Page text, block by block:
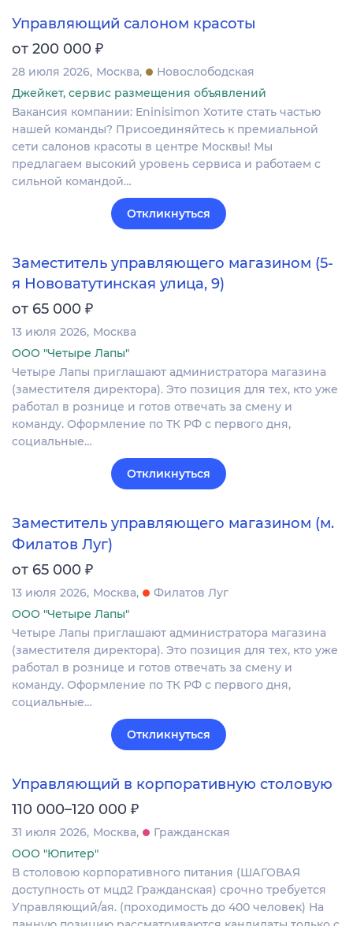
Управляющий салоном красоты
от 200 000 ₽
28 июля 2026 Москва
Новослободская
Джейкет, сервис размещения объявлений
Вакансия компании: Eninisimon Хотите стать частью
нашей команды? Присоединяйтесь к премиальной
сети салонов красоты в центре Москвы! Мы
предлагаем высокий уровень сервиса и работаем с
сильной командой…
Откликнуться
Заместитель управляющего магазином (5-
я Нововатутинская улица, 9)
от 65 000 ₽
13 июля 2026 Москва
ООО "Четыре Лапы"
Четыре Лапы приглашают администратора магазина
(заместителя директора). Это позиция для тех, кто уже
работал в рознице и готов отвечать за смену и
команду. Оформление по ТК РФ с первого дня,
социальные…
Откликнуться
Заместитель управляющего магазином (м.
Филатов Луг)
от 65 000 ₽
13 июля 2026 Москва
Филатов Луг
ООО "Четыре Лапы"
Четыре Лапы приглашают администратора магазина
(заместителя директора). Это позиция для тех, кто уже
работал в рознице и готов отвечать за смену и
команду. Оформление по ТК РФ с первого дня,
социальные…
Откликнуться
Управляющий в корпоративную столовую
110 000–120 000 ₽
31 июля 2026 Москва
Гражданская
ООО "Юпитер"
В столовою корпоративного питания (ШАГОВАЯ
доступность от мцд2 Гражданская) срочно требуется
Управляющий/ая. (проходимость до 400 человек) На